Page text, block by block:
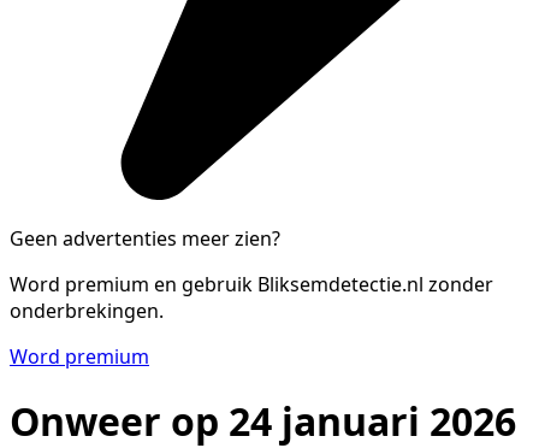
Geen advertenties meer zien?
Word premium en gebruik Bliksemdetectie.nl zonder
onderbrekingen.
Word premium
Onweer op 24 januari 2026